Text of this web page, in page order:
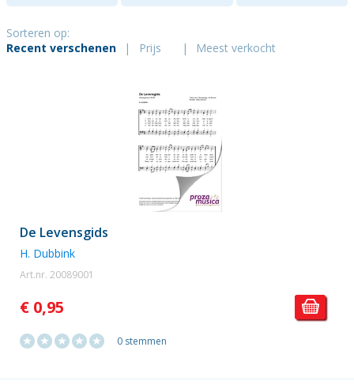
Sorteren op:
Recent verschenen
| Prijs | Meest verkocht
De Levensgids
H. Dubbink
Art.nr. 20089001
€ 0,95
0 stemmen